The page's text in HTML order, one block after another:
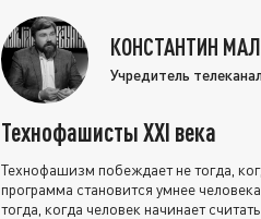
КОНСТАНТИН
Учредитель
Технофашисты XXI века
Технофашизм побеждает не тогда,
программа становится умнее
тогда, когда человек начинает